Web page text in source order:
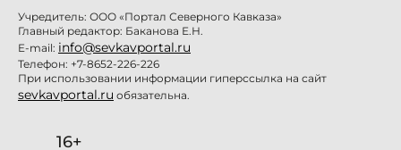
Учредитель: ООО «Портал Северного Кавказа»
Главный редактор: Баканова Е.Н.
E-mail: info@sevkavportal.ru
Телефон: +7-8652-226-226
При использовании информации гиперссылка на сайт
sevkavportal.ru обязательна.
16+